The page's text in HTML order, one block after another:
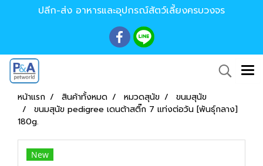
ปลีก-ส่ง อาหารและอุปกรณ์สัตว์เลี้ยงครบวงจร
หน้าแรก สินค้าทั้งหมด หมวดสุนัข
ขนมสุนัข
ขนมสุนัข pedigree เดนต้าสติ๊ก 7 แท่งต่อวัน [พันธุ์กลาง]
180g.
New